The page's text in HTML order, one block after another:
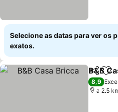
Selecione as datas para ver os
exatos.
Partilhar
B&B
8,9
a 2.5